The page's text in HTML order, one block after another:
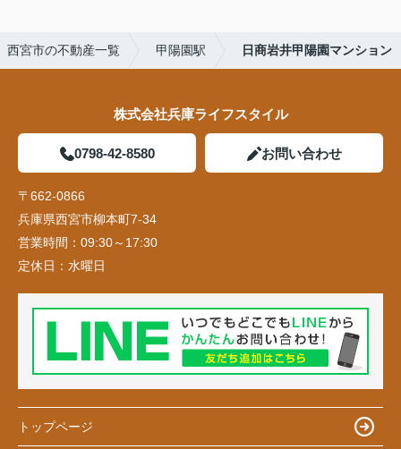
西宮市の不動産一覧 甲陽園駅 日商岩井甲陽園マンション
株式会社兵庫ライフスタイル
0798-42-8580 お問い合わせ
〒662-0866
兵庫県西宮市柳本町7-34
営業時間： 09:30～17:30
定休日： 水曜日
トップページ